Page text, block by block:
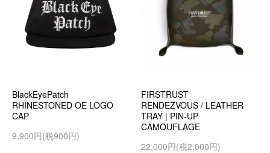
BlackEyePatch
RHINESTONED OE LOGO
CAP
9,900円(税900円)
FIRSTRUST
RENDEZVOUS / LEATHER
TRAY | PIN-UP
CAMOUFLAGE
22,000円(税2,000円)